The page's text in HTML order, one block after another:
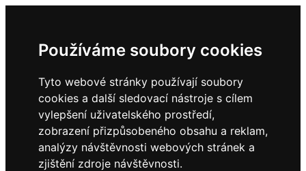
Používáme soubory cookies
Tyto webové stránky používají soubory
cookies a další sledovací nástroje s cílem
vylepšení uživatelského prostředí,
zobrazení přizpůsobeného obsahu a reklam,
analýzy návštěvnosti webových stránek a
zjištění zdroje návštěvnosti.